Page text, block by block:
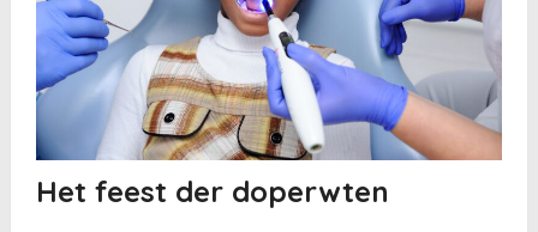
Het feest der doperwten